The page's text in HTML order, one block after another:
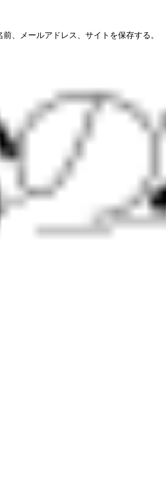
、メールアドレス、サイトを保存する。